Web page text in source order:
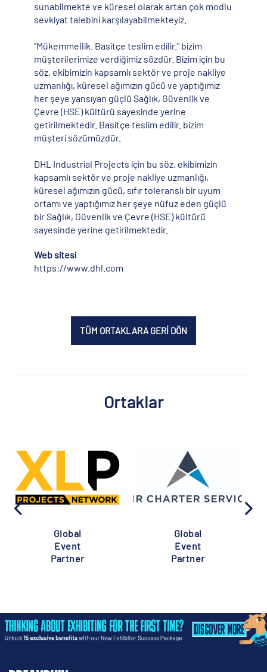
sunabilmekte ve küresel olarak artan çok modlu
sevkiyat talebini karşılayabilmekteyiz.
"Mükemmellik. Basitçe teslim edilir." bizim
müşterilerimize verdiğimiz sözdür. Bizim için bu
söz, ekibimizin kapsamlı sektör ve proje nakliye
uzmanlığı, küresel ağımızın gücü ve yaptığımız
her şeye yansıyan güçlü Sağlık, Güvenlik ve
Çevre (HSE) kültürü sayesinde yerine
getirilmektedir. Basitçe teslim edilir. bizim
müşteri sözümüzdür.
DHL Industrial Projects için bu söz, ekibimizin
kapsamlı sektör ve proje nakliye uzmanlığı,
küresel ağımızın gücü, sıfır toleranslı bir uyum
ortamı ve yaptığımız her şeye nüfuz eden güçlü
bir Sağlık, Güvenlik ve Çevre (HSE) kültürü
sayesinde yerine getirilmektedir.
Web sitesi
https://www.dhl.com
TÜM ORTAKLARA GERİ DÖN
Ortaklar
Global
Event
Partner
Global
Event
Partner